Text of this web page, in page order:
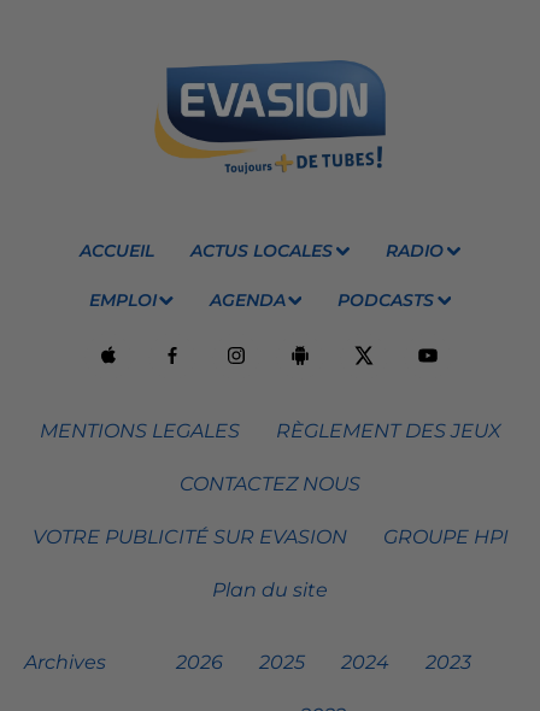
ACCUEIL ACTUS LOCALES RADIO
EMPLOI AGENDA PODCASTS
MENTIONS LEGALES RÈGLEMENT DES JEUX
CONTACTEZ NOUS
VOTRE PUBLICITÉ SUR EVASION GROUPE HPI
Plan du site
Archives 2026 2025 2024 2023